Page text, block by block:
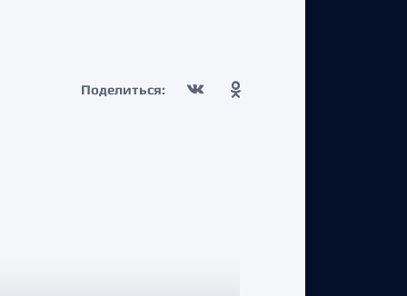
Поделиться: